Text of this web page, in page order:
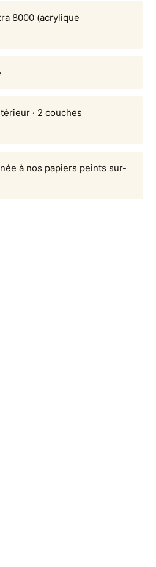
8000 (acrylique
· 2 couches
à nos papiers peints sur-